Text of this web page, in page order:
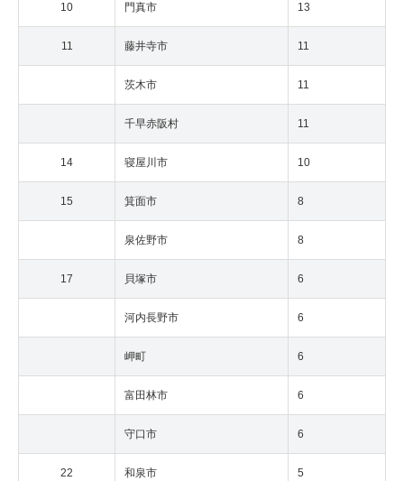
10 門真市 13
11 藤井寺市 11
茨木市 11
千早赤阪村 11
14 寝屋川市 10
15 箕面市 8
泉佐野市 8
17 貝塚市 6
河内長野市 6
岬町 6
富田林市 6
守口市 6
22 和泉市 5